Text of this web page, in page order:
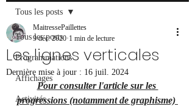
Tous les posts
Programmations
Affichages
Activités
Tous les posts
Les lignes verticales
MaitressePaillettes
9 déc. 2020 1 min de lecture
Dernière mise à jour : 16 juil. 2024
Pour consulter l'article sur les
progressions (notamment de graphisme)